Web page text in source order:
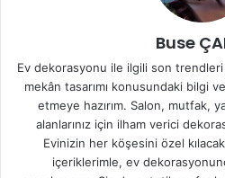
Buse
Ev dekorasyonu ile ilgili son
mekân tasarımı konusundaki bilgi
etmeye hazırım. Salon, mutfak,
alanlarınız için ilham verici
Evinizin her köşesini özel
içeriklerimle, ev